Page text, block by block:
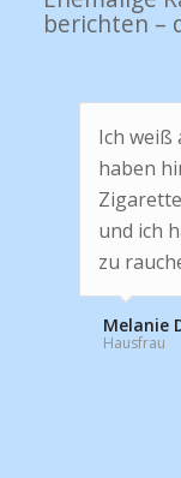
berichten –
Ich weiß
haben
und ich
zu
Melanie
Hausfrau